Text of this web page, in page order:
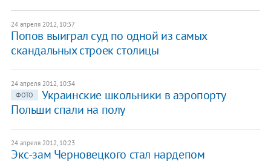
24 апреля 2012, 10:37
Попов выиграл суд по одной из самых
скандальных строек столицы
24 апреля 2012, 10:34
ФОТО
Украинские школьники в аэропорту
Польши спали на полу
24 апреля 2012, 10:23
​Экс-зам Черновецкого стал нардепом